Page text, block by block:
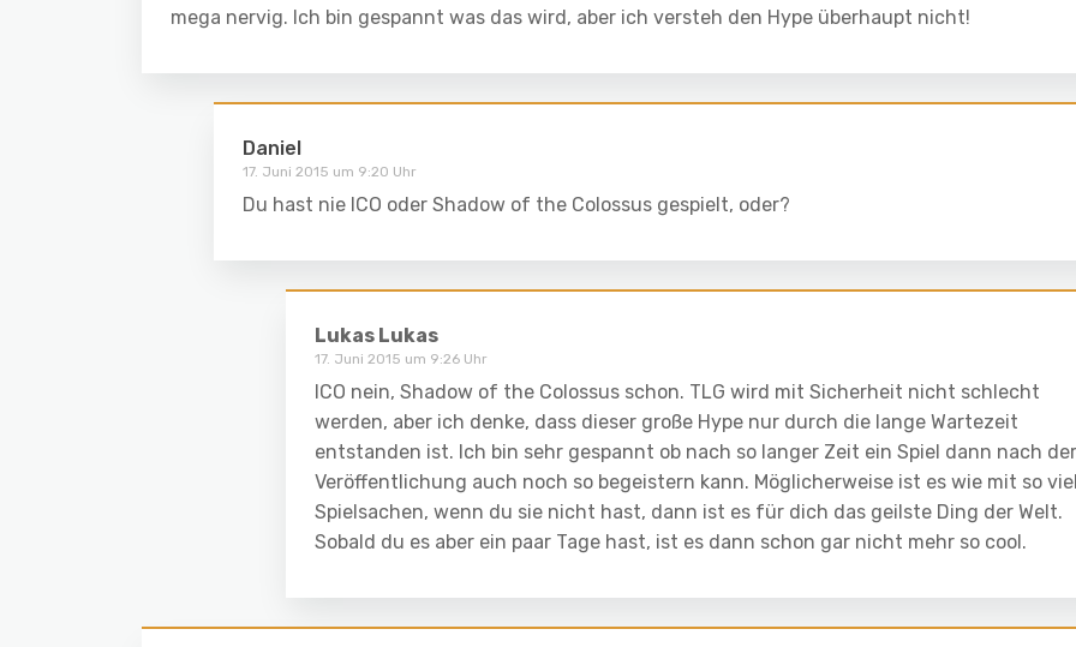
mega nervig. Ich bin gespannt was das wird, aber ich versteh den Hype überhaupt nicht!
Daniel
17. Juni 2015 um 9:20 Uhr
Du hast nie ICO oder Shadow of the Colossus gespielt, oder?
Lukas Lukas
17. Juni 2015 um 9:26 Uhr
ICO nein, Shadow of the Colossus schon. TLG wird mit Sicherheit nicht schlecht
werden, aber ich denke, dass dieser große Hype nur durch die lange Wartezeit
entstanden ist. Ich bin sehr gespannt ob nach so langer Zeit ein Spiel dann nach der
Veröffentlichung auch noch so begeistern kann. Möglicherweise ist es wie mit so
Spielsachen, wenn du sie nicht hast, dann ist es für dich das geilste Ding der Welt.
Sobald du es aber ein paar Tage hast, ist es dann schon gar nicht mehr so cool.